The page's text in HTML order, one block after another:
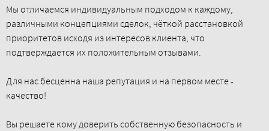
Мы отличаемся индивидуальным подходом к каждому,
различными концепциями сделок, чёткой расстановкой
приоритетов исходя из интересов клиента, что
подтверждается их положительным отзывами.
Для нас бесценна наша репутация и на первом месте -
качество!
Вы решаете кому доверить собственную безопасность и